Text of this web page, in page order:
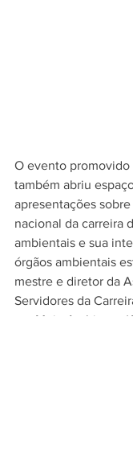
O evento promovido
também abriu
apresentações
nacional da carreira
ambientais e sua
órgãos ambientais
mestre e diretor da
Servidores da
em Meio Ambiente